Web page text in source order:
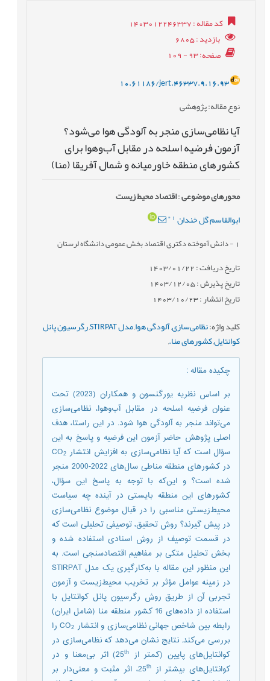
کد مقاله: 1403012246337
بازدید: 6805
صفحه: 93 - 109
10.61186/jert.46337.9.16.93
نوع مقاله: پژوهشی
آیا نظامی‌سازی منجر به آلودگی هوا می‌شود؟
آزمون فرضیه اسلحه در مقابل آب‌وهوا برای
کشورهای منطقه خاورمیانه و شمال آفریقا (منا)
محورهای موضوعی:اقتصاد محیط زیست
ابوالقاسم گل خندان *
- دانش آموخته دکتری اقتصاد بخش عمومی دانشگاه لرستان
تاریخ دریافت : 1403/01/22
تاریخ پذیرش : 1403/12/05
تاریخ انتشار : 1403/10/23
کلید واژه:نظامی‌سازی,آلودگی هوا,مدل STIRPAT ,رگرسیون پانل
کوانتایل,کشورهای منا.
چکیده مقاله:
بر اساس نظریه یورگنسون و همکاران (2023) تحت
عنوان فرضیه اسلحه در مقابل آب‌وهوا، نظامی‌سازی
می‌تواند منجر به آلودگی هوا شود. در این راستا، هدف
اصلی پژوهش حاضر آزمون این فرضیه و پاسخ به این
سؤال است که آیا نظامی‌سازی به افزایش انتشار CO
در کشورهای منطقه مناطی سال‌های 2022-2000 منجر
شده است؟ و این‌که با توجه به پاسخ این سؤال،
کشورهای این منطقه بایستی در آینده چه سیاست
محیط‌زیستی مناسبی را در قبال موضوع نظامی‌سازی
در پیش گیرند؟ روش تحقیق، توصیفی تحلیلی است که
در قسمت توصیف از روش اسنادی استفاده شده و
بخش تحلیل متکی بر مفاهیم اقتصادسنجی است. به
این منظور این مقاله با به‌کارگیری یک مدل STIRPAT
در زمینه عوامل مؤثر بر تخریب محیط‌زیست و آزمون
تجربی آن از طریق روش رگرسیون پانل کوانتایل با
استفاده از داده‌های 16 کشور منطقه منا (شامل ایران)
رابطه بین شاخص جهانی نظامی‌سازی و انتشار CO2
را
بررسی می‌کند. نتایج نشان می‌دهد که نظامی‌سازی در
کوانتایل‌های پایین (کمتر از 25 th
) اثر بی‌معنا و در
کوانتایل‌های بیشتر از 25 th
، اثر مثبت و معنی‌دار بر